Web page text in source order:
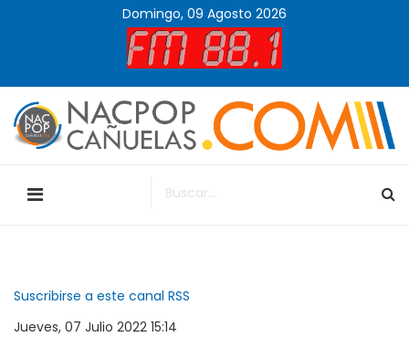
Domingo, 09 Agosto 2026
Suscribirse a este canal RSS
Jueves, 07 Julio 2022 15:14